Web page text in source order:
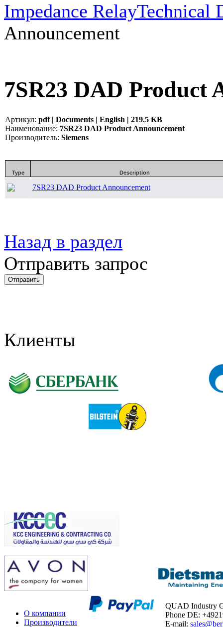
Impedance RelayTechnical
Announcement
7SR23 DAD Product
Артикул: pdf | Documents | English | 219.5 KB
Наименование: 7SR23 DAD Product Announcement
Производитель: Siemens
Type Description
7SR23 DAD Product Announcement
Назад в раздел
Отправить запрос
Клиенты
О компании
Производители
QUAD Industry
Phone DE:
E-mail: